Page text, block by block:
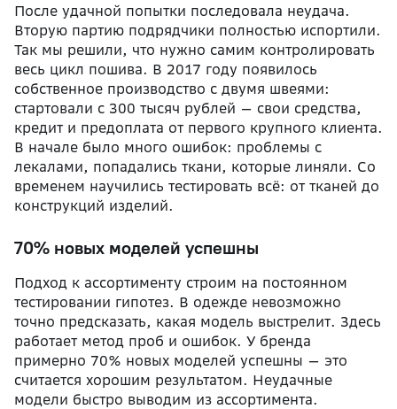
После удачной попытки последовала неудача.
Вторую партию подрядчики полностью испортили.
Так мы решили, что нужно самим контролировать
весь цикл пошива. В 2017 году появилось
собственное производство с двумя швеями:
стартовали с 300 тысяч рублей — свои средства,
кредит и предоплата от первого крупного клиента.
В начале было много ошибок: проблемы с
лекалами, попадались ткани, которые линяли. Со
временем научились тестировать всё: от тканей до
конструкций изделий.
70% новых моделей успешны
Подход к ассортименту строим на постоянном
тестировании гипотез. В одежде невозможно
точно предсказать, какая модель выстрелит. Здесь
работает метод проб и ошибок. У бренда
примерно 70% новых моделей успешны — это
считается хорошим результатом. Неудачные
модели быстро выводим из ассортимента.